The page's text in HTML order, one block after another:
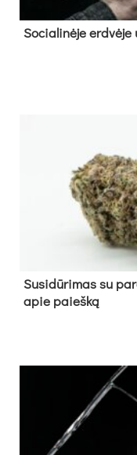
So­cia­li­nė­je erd­vė­je
Su­si­dū­ri­mas su
apie paieš­ką